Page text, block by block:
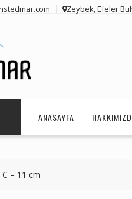
Zeybek, Efeler
ANASAYFA
C – 11 cm